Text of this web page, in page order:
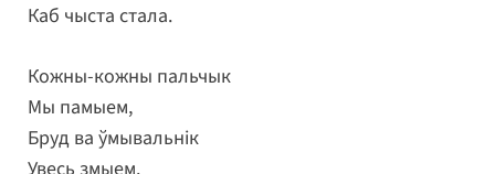
Каб чыста стала.
Кожны-кожны пальчык
Мы памыем,
Бруд ва ўмывальнік